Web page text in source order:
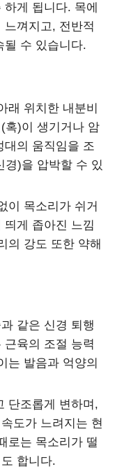
게 됩니다. 목에
느껴지고, 전반적
될 수 있습니다.
래 위치한 내분비
혹)이 생기거나 암
대의 움직임을 조
경)을 압박할 수 있
이 목소리가 쉬거
띄게 좁아진 느낌
의 강도 또한 약해
같은 신경 퇴행
근육의 조절 능력
는 발음과 억양의
단조롭게 변하며,
도가 느려지는 현
로는 목소리가 떨
합니다.